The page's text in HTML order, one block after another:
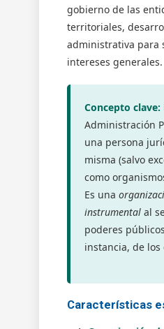
gobierno de las
territoriales,
administrativa para
intereses generales.
Concepto clave:
Administración
una persona
misma (salvo
como
Es una
instrumentalal
poderes
instancia, de los
Características